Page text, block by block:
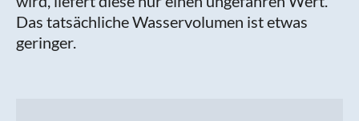
Das tatsächliche Wasservolumen ist etwas
geringer.